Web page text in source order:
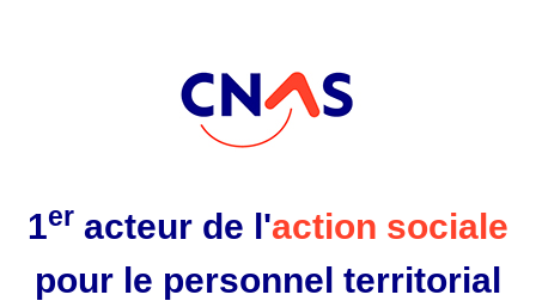
1er acteur de l'action sociale
pour le personnel territorial